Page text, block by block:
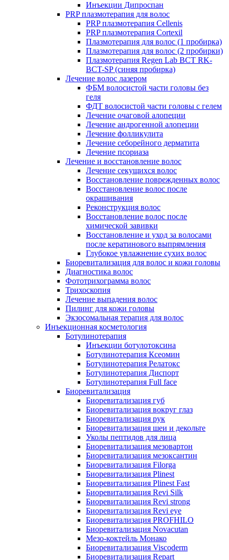
Инъекции Дипроспан
PRP плазмотерапия для волос
PRP плазмотерапия Cellenis
PRP плазмотерапия Cortexil
Плазмотерапия для волос (1 пробирка)
Плазмотерапия для волос (2 пробирки)
Плазмотерапия Regen Lab BCT RK-
BCT-SP (синяя пробирка)
Лечение волос лазером
ФБМ волосистой части головы без
геля
ФДТ волосистой части головы с гелем
Лечение очаговой алопеции
Лечение андрогенной алопеции
Лечение фолликулита
Лечение себорейного дерматита
Лечение псориаза
Лечение и восстановление волос
Лечение секущихся волос
Восстановление поврежденных волос
Восстановление волос после
окрашивания
Реконструкция волос
Восстановление волос после
химической завивки
Восстановление и уход за волосами
после кератинового выпрямления
Глубокое увлажнение сухих волос
Биоревитализация для волос и кожи головы
Диагностика волос
Фототрихограмма волос
Трихоскопия
Лечение выпадения волос
Пилинг для кожи головы
Экзосомальная терапия для волос
Инъекционная косметология
Ботулинотерапия
Инъекции ботулотоксина
Ботулинотерапия Ксеомин
Ботулинотерапия Релатокс
Ботулинотерапия Диспорт
Ботулинотерапия Full face
Биоревитализация
Биоревитализация губ
Биоревитализация вокруг глаз
Биоревитализация рук
Биоревитализация шеи и декольте
Уколы пептидов для лица
Биоревитализация мезовартон
Биоревитализация мезоксантин
Биоревитализация Filorga
Биоревитализация Plinest
Биоревитализация Plinest Fast
Биоревитализация Revi Silk
Биоревитализация Revi strong
Биоревитализация Revi eye
Биоревитализация PROFHILO
Биоревитализация Novacutan
Мезо-коктейль Монако
Биоревитализация Viscoderm
Биоревитализация Repart